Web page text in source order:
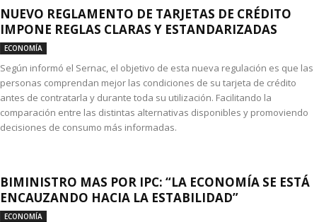
NUEVO REGLAMENTO DE TARJETAS DE CRÉDITO
IMPONE REGLAS CLARAS Y ESTANDARIZADAS
ECONOMÍA
Según informó el Sernac, el objetivo de esta nueva regulación es que las
personas comprendan mejor las condiciones de su tarjeta de crédito
antes de contratarla y durante toda su utilización. Facilitando la
comparación entre las distintas alternativas disponibles y promoviendo
decisiones de consumo más informadas.
BIMINISTRO MAS POR IPC: “LA ECONOMÍA SE ESTÁ
ENCAUZANDO HACIA LA ESTABILIDAD”
ECONOMÍA